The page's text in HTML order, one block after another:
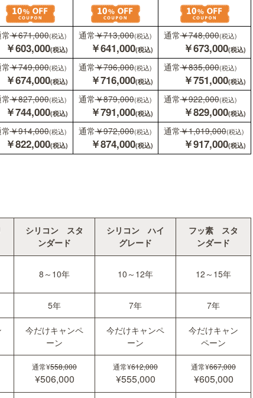
40坪 45坪
(税込)
(税込)
通常￥671,000(税込)
￥603,000(税込)
通常￥713,000(税込)
￥641,000(税込)
(税込)
(税込)
通常 ￥749,000(税込)
￥674,000(税込)
通常￥796,000(税込)
￥716,000(税込)
￥822,000 ￥874,000
シリコン スタ
ンダード
シリコン ハイ
グレード
フッ素 スタ
ンダード
8～10年 10～12年 12～15年
5年 7年 7年
今だけキャンペ
ーン
今だけキャンペ
ーン
今だけキャン
ペーン
通常¥558,000
¥506,000
通常¥612,000
¥555,000
通常¥667,000
¥605,000